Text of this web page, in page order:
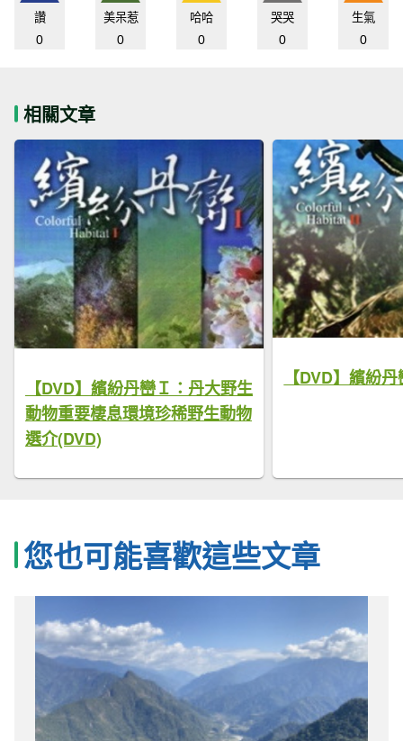
讚
0
美呆惹
0
哈哈
0
哭哭
0
生氣
0
相關文章
【DVD】繽紛丹巒Ｉ：丹大野生
動物重要棲息環境珍稀野生動物
選介(DVD)
【DVD】繽紛
您也可能喜歡這些文章